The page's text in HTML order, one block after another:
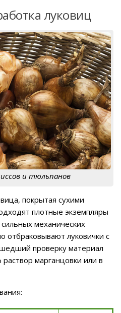
луковиц
и тюльпанов
покрытая сухими
плотные экземпляры
механических
отбраковывают луковички с
проверку материал
марганцовки или в